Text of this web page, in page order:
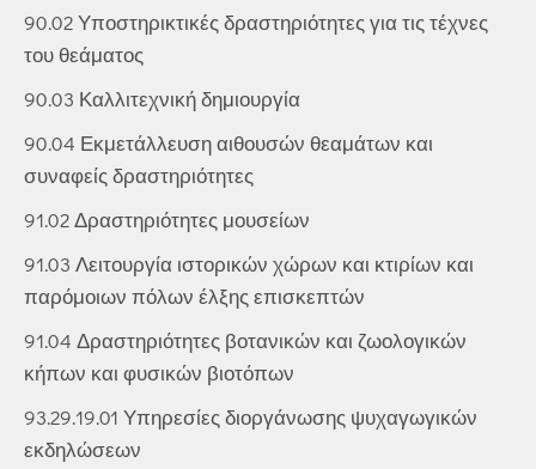
90.02 Υποστηρικτικές δραστηριότητες για τις τέχνες
του θεάματος
90.03 Καλλιτεχνική δημιουργία
90.04 Εκμετάλλευση αιθουσών θεαμάτων και
συναφείς δραστηριότητες
91.02 Δραστηριότητες μουσείων
91.03 Λειτουργία ιστορικών χώρων και κτιρίων και
παρόμοιων πόλων έλξης επισκεπτών
91.04 Δραστηριότητες βοτανικών και ζωολογικών
κήπων και φυσικών βιοτόπων
93.29.19.01 Υπηρεσίες διοργάνωσης ψυχαγωγικών
εκδηλώσεων